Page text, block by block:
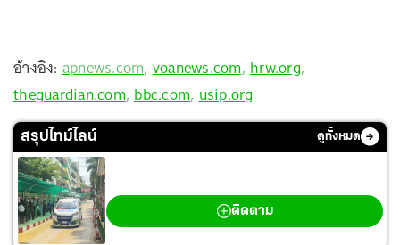
อ้างอิง:apnews.com,voanews.com, hrw.org,
theguardian.com,bbc.com,usip.org
สรุปไทม์ไลน์ ดูทั้งหมด
ติดตาม